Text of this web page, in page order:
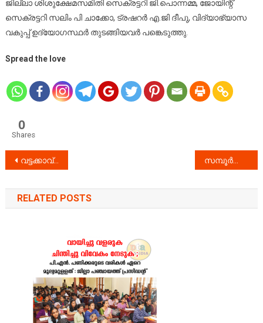
ജില്ലാ ശിശുക്ഷേമസമിതി സെക്രട്ടറി ജി.പൊന്നമ്മ, ജോയിന്റ്
സെക്രട്ടറി സലിം പി ചാക്കോ, ട്രഷറര്‍ എ.ജി ദീപു, വിദ്യാഭ്യാസ
വകുപ്പ് ഉദ്യോഗസ്ഥര്‍ തുടങ്ങിയവര്‍ പങ്കെടുത്തു.
Spread the love
0
Shares
Post
navigation
വട്ടക്കാവ് – വെളളപ്പാറ – ഞക്കുകാവ് – ജോളി ജംഗ്ഷൻ റോഡിൽഗ താഗത നിയന്ത്രണം സമ്പൂർണ ശുചിത്വം പദ്ധതി : അവലോകന യോഗം പത്തനംതിട്ടയിൽ നടന്നു
RELATED POSTS